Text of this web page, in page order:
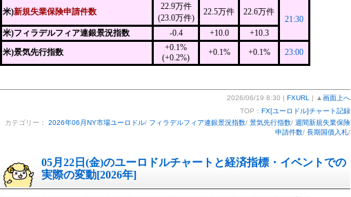
米)新規失業保険申請件数
22.9万件
(23.0万件)
22.5万件 22.6万件
21:30
米)フィラデルフィア連銀景況指数
-0.4 +10.0
+10.3
米)景気先行指数
+0.1%
(+0.2%)
+0.1% +0.1% 23:00
2026/06/19 8:30 | FXURL | ▲ 画面上へ
TOP： FX[ユーロドル]チャート記録
カテゴリー： 2026年06月NY市場ユーロドル/ フィラデルフィア連銀景況指数/ 景気先行指数/ 週間新規失業保険
申請件数/ 長期国債入札/
05月22日(金)のユーロドルチャートと経済指標・イベントでの
実際の変動[2026年]